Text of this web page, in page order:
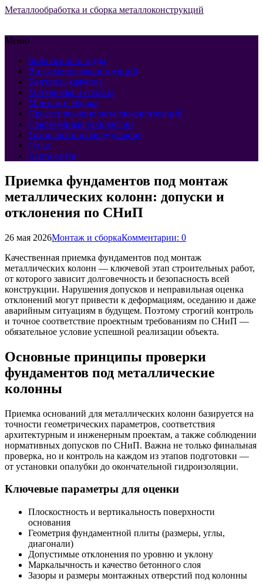
Металлообработка и сборка металлоконструкций
Меню
Безопасность труда
Виды металлоконструкций
Контроль качества
Материалы и сплавы
Монтаж и сборка
Проектирование металлоконструкций
Современные технологии
Технологии и оборудование
О нас
Карта сайта
Приемка фундаментов под монтаж
металлических колонн: допуски и
отклонения по СНиП
26 мая 2026Монтаж и сборкаКомментарии: 0
Качественная приемка фундаментов под монтаж
металлических колонн — ключевой этап строительных работ,
от которого зависит долговечность и безопасность всей
конструкции. Нарушения допусков и неправильная оценка
отклонений могут привести к деформациям, оседанию и даже
аварийным ситуациям в будущем. Поэтому строгий контроль
и точное соответствие проектным требованиям по СНиП —
обязательное условие успешной реализации объекта.
Основные принципы проверки
фундаментов под металлические
колонны
Приемка оснований для металлических колонн базируется на
точности геометрических параметров, соответствия
архитектурным и инженерным проектам, а также соблюдении
нормативных допусков по СНиП. Важна не только финальная
проверка, но и контроль на каждом из этапов подготовки —
от установки опалубки до окончательной гидроизоляции.
Ключевые параметры для оценки
Плоскостность и вертикальность поверхности
основания
Геометрия фундаментной плиты (размеры, углы,
диагонали)
Допустимые отклонения по уровню и уклону
Маркалычность и качество бетонного слоя
Зазоры и размеры монтажных отверстий под колонны